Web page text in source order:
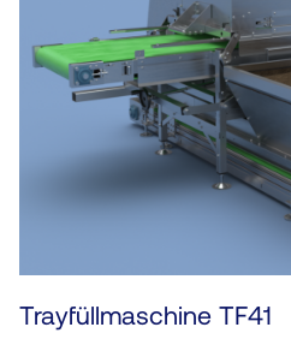
Trayfüllmaschine TF41